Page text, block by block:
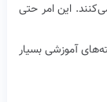
این امر حتی
آموزشی بسیار